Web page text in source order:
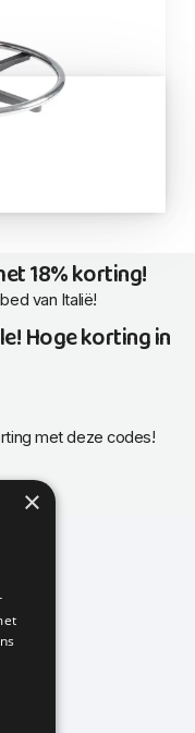
18% korting!
van Italië!
Hoge korting in
met deze codes!
×